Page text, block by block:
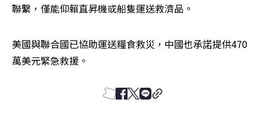
聯繫，僅能仰賴直昇機或船隻運送救濟品。
美國與聯合國已協助運送糧食救災，中國也承諾提供470
萬美元緊急救援。